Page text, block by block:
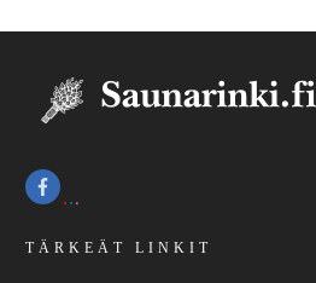
TÄRKEÄT LINKIT